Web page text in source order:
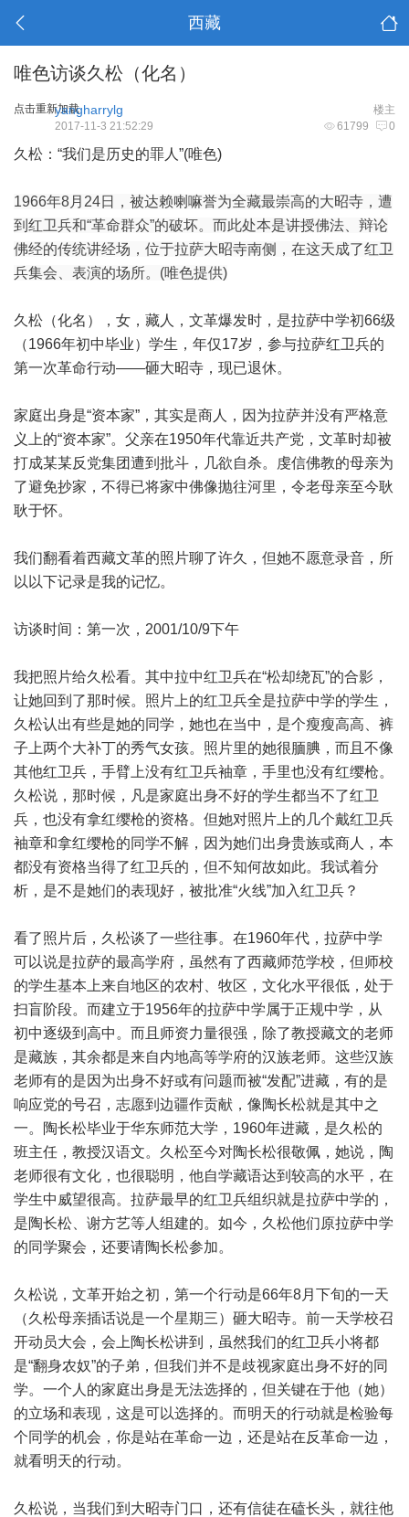
西藏
唯色访谈久松（化名）
点击重新加载 楼主
yangharrylg
61799 0
2017-11-3 21:52:29
久松：“我们是历史的罪人”(唯色)
1966年8月24日，被达赖喇嘛誉为全藏最崇高的大昭寺，遭
到红卫兵和“革命群众”的破坏。而此处本是讲授佛法、辩论
佛经的传统讲经场，位于拉萨大昭寺南侧，在这天成了红卫
兵集会、表演的场所。(唯色提供)
久松（化名），女，藏人，文革爆发时，是拉萨中学初66级
（1966年初中毕业）学生，年仅17岁，参与拉萨红卫兵的
第一次革命行动——砸大昭寺，现已退休。
家庭出身是“资本家”，其实是商人，因为拉萨并没有严格意
义上的“资本家”。父亲在1950年代靠近共产党，文革时却被
打成某某反党集团遭到批斗，几欲自杀。虔信佛教的母亲为
了避免抄家，不得已将家中佛像抛往河里，令老母亲至今耿
耿于怀。
我们翻看着西藏文革的照片聊了许久，但她不愿意录音，所
以以下记录是我的记忆。
访谈时间：第一次，2001/10/9下午
我把照片给久松看。其中拉中红卫兵在“松却绕瓦”的合影，
让她回到了那时候。照片上的红卫兵全是拉萨中学的学生，
久松认出有些是她的同学，她也在当中，是个瘦瘦高高、裤
子上两个大补丁的秀气女孩。照片里的她很腼腆，而且不像
其他红卫兵，手臂上没有红卫兵袖章，手里也没有红缨枪。
久松说，那时候，凡是家庭出身不好的学生都当不了红卫
兵，也没有拿红缨枪的资格。但她对照片上的几个戴红卫兵
袖章和拿红缨枪的同学不解，因为她们出身贵族或商人，本
都没有资格当得了红卫兵的，但不知何故如此。我试着分
析，是不是她们的表现好，被批准“火线”加入红卫兵？
看了照片后，久松谈了一些往事。在1960年代，拉萨中学
可以说是拉萨的最高学府，虽然有了西藏师范学校，但师校
的学生基本上来自地区的农村、牧区，文化水平很低，处于
扫盲阶段。而建立于1956年的拉萨中学属于正规中学，从
初中逐级到高中。而且师资力量很强，除了教授藏文的老师
是藏族，其余都是来自内地高等学府的汉族老师。这些汉族
老师有的是因为出身不好或有问题而被“发配”进藏，有的是
响应党的号召，志愿到边疆作贡献，像陶长松就是其中之
一。陶长松毕业于华东师范大学，1960年进藏，是久松的
班主任，教授汉语文。久松至今对陶长松很敬佩，她说，陶
老师很有文化，也很聪明，他自学藏语达到较高的水平，在
学生中威望很高。拉萨最早的红卫兵组织就是拉萨中学的，
是陶长松、谢方艺等人组建的。如今，久松他们原拉萨中学
的同学聚会，还要请陶长松参加。
久松说，文革开始之初，第一个行动是66年8月下旬的一天
（久松母亲插话说是一个星期三）砸大昭寺。前一天学校召
开动员大会，会上陶长松讲到，虽然我们的红卫兵小将都
是“翻身农奴”的子弟，但我们并不是歧视家庭出身不好的同
学。一个人的家庭出身是无法选择的，但关键在于他（她）
的立场和表现，这是可以选择的。而明天的行动就是检验每
个同学的机会，你是站在革命一边，还是站在反革命一边，
就看明天的行动。
久松说，当我们到大昭寺门口，还有信徒在磕长头，就往他